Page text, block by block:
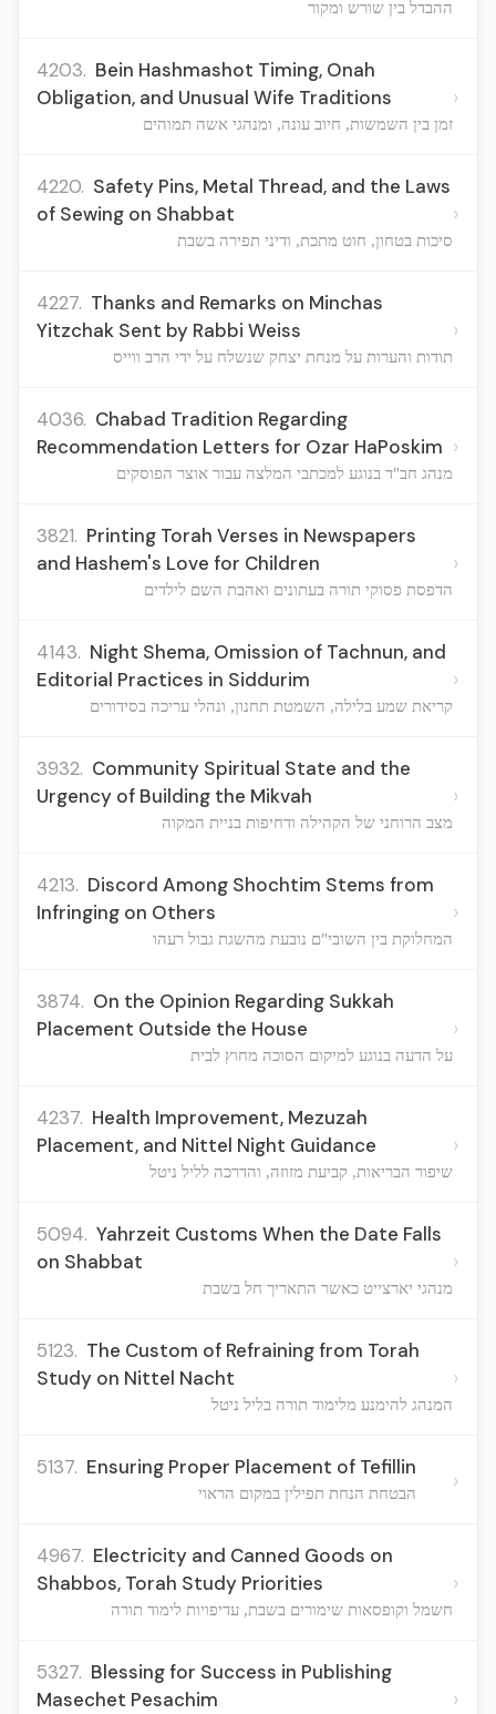
ההבדל בין שורש ומקור
4203. Bein Hashmashot Timing, Onah
Obligation, and Unusual Wife Traditions
זמן בין השמשות, חיוב עונה, ומנהגי אשה תמוהים
›
4220. Safety Pins, Metal Thread, and the Laws
of Sewing on Shabbat
סיכות בטחון, חוט מתכת, ודיני תפירה בשבת
›
4227. Thanks and Remarks on Minchas
Yitzchak Sent by Rabbi Weiss
תודות והערות על מנחת יצחק שנשלח על ידי הרב ווייס
›
4036. Chabad Tradition Regarding
Recommendation Letters for Ozar HaPoskim
מנהג חב"ד בנוגע למכתבי המלצה עבור אוצר הפוסקים
›
3821. Printing Torah Verses in Newspapers
and Hashem's Love for Children
הדפסת פסוקי תורה בעתונים ואהבת השם לילדים
›
4143. Night Shema, Omission of Tachnun, and
Editorial Practices in Siddurim
קריאת שמע בלילה, השמטת תחנון, ונהלי עריכה בסידורים
›
3932. Community Spiritual State and the
Urgency of Building the Mikvah
מצב הרוחני של הקהילה ודחיפות בניית המקוה
›
4213. Discord Among Shochtim Stems from
Infringing on Others
המחלוקת בין השובי"ם נובעת מהשגת גבול רעהו
›
3874. On the Opinion Regarding Sukkah
Placement Outside the House
על הדעה בנוגע למיקום הסוכה מחוץ לבית
›
4237. Health Improvement, Mezuzah
Placement, and Nittel Night Guidance
שיפור הבריאות, קביעת מזוזה, והדרכה לליל ניטל
›
5094. Yahrzeit Customs When the Date Falls
on Shabbat
מנהגי יארצייט כאשר התאריך חל בשבת
›
5123. The Custom of Refraining from Torah
Study on Nittel Nacht
המנהג להימנע מלימוד תורה בליל ניטל
›
5137. Ensuring Proper Placement of Tefillin
הבטחת הנחת תפילין במקום הראוי ›
4967. Electricity and Canned Goods on
Shabbos, Torah Study Priorities
חשמל וקופסאות שימורים בשבת, עדיפויות לימוד תורה
›
5327. Blessing for Success in Publishing
Masechet Pesachim
›